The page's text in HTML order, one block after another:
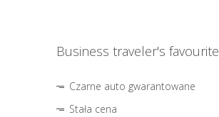
Business traveler's favourite
Czarne auto gwarantowane
Stała cena